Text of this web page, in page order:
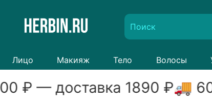
Лицо Макияж Тело Волосы
₽ — доставка 1890₽🚚